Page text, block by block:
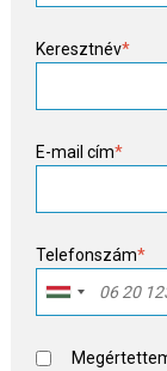
Keresztnév*
E-mail cím*
Telefonszám*